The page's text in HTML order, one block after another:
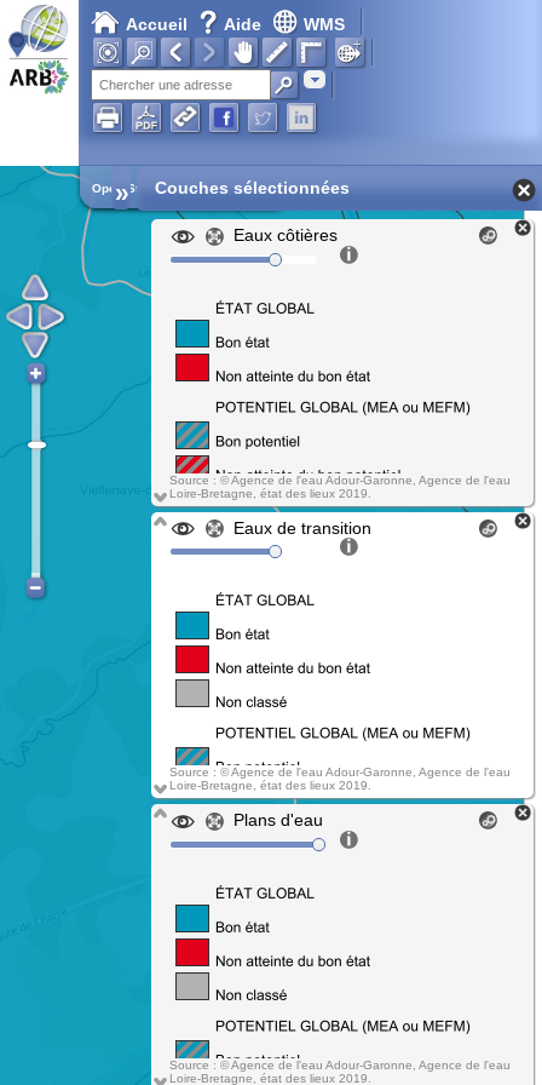
Accueil Aide WMS
Adresse
Open Street Map
» Couches sélectionnées
Eaux côtières
Source : © Agence de l'eau Adour-Garonne, Agence de l'eau
Loire-Bretagne, état des lieux 2019.
Eaux de transition
Source : © Agence de l'eau Adour-Garonne, Agence de l'eau
Loire-Bretagne, état des lieux 2019.
Plans d'eau
Source : © Agence de l'eau Adour-Garonne, Agence de l'eau
Loire-Bretagne, état des lieux 2019.